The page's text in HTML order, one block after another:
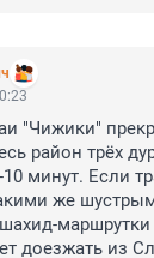
"Чижики"
район трёх
минут. Если
же
маршрутки
доезжать из